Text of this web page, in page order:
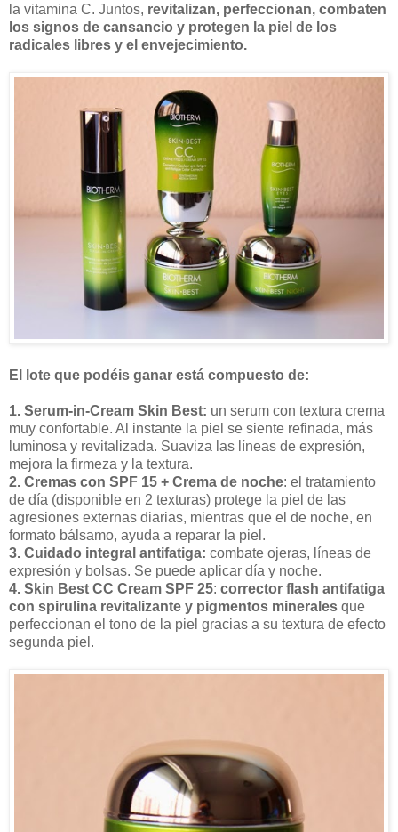
la vitamina C. Juntos, revitalizan, perfeccionan, combaten
los signos de cansancio y protegen la piel de los
radicales libres y el envejecimiento.
El lote que podéis ganar está compuesto de:
1. Serum-in-Cream Skin Best: un serum con textura crema
muy confortable. Al instante la piel se siente refinada, más
luminosa y revitalizada. Suaviza las líneas de expresión,
mejora la firmeza y la textura.
2. Cremas con SPF 15 + Crema de noche: el tratamiento
de día (disponible en 2 texturas) protege la piel de las
agresiones externas diarias, mientras que el de noche, en
formato bálsamo, ayuda a reparar la piel.
3. Cuidado integral antifatiga: combate ojeras, líneas de
expresión y bolsas. Se puede aplicar día y noche.
4. Skin Best CC Cream SPF 25: corrector flash antifatiga
con spirulina revitalizante y pigmentos minerales que
perfeccionan el tono de la piel gracias a su textura de efecto
segunda piel.